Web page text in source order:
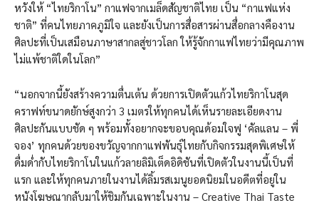
หวังให้ “ไทยริกาโน” กาแฟจากเมล็ดสัญชาติไทย เป็น “กาแฟแห่ง
ชาติ” ที่คนไทยภาคภูมิใจ และยังเป็นการสื่อสารผ่านสื่อกลางคืองาน
ศิลปะที่เป็นเสมือนภาษาสากลสู่ชาวโลก ให้รู้จักกาแฟไทยว่ามีคุณภาพ
ไม่แพ้ชาติใดในโลก”
“นอกจากนี้ยังสร้างความตื่นเต้น ด้วยการเปิดตัวแก้วไทยริกาโนสุด
คราฟท์ขนาดยักษ์สูงกว่า 3 เมตรให้ทุกคนได้เห็นรายละเอียดงาน
ศิลปะกันแบบชัด ๆ พร้อมทั้งอยากจะขอบคุณด้อมใจฟู ‘คัลแลน – พี่
จอง’ ทุกคนด้วยของขวัญจากกาแฟพันธุ์ไทยกับกิจกรรมสุดพิเศษให้
ดื่มด่ำกับไทยริกาโนในแก้วลายลิมิเต็ดอิดิชันที่เปิดตัวในงานนี้เป็นที่
แรก และให้ทุกคนภายในงานได้ลิ้มรสเมนูยอดนิยมในอดีตที่อยู่ใน
หนังโฆษณากลับมาให้ชิมกันเฉพาะในงาน – Creative Thai Taste